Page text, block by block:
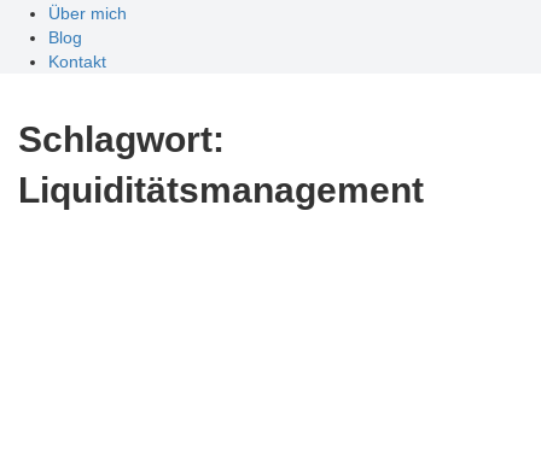
Über mich
Blog
Kontakt
Schlagwort:
Liquiditätsmanagement